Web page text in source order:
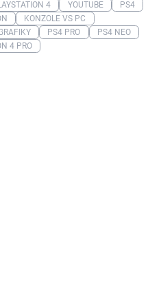
4 YOUTUBE
PS4
KONZOLE VS PC
PS4 PRO
PS4 NEO
4 PRO